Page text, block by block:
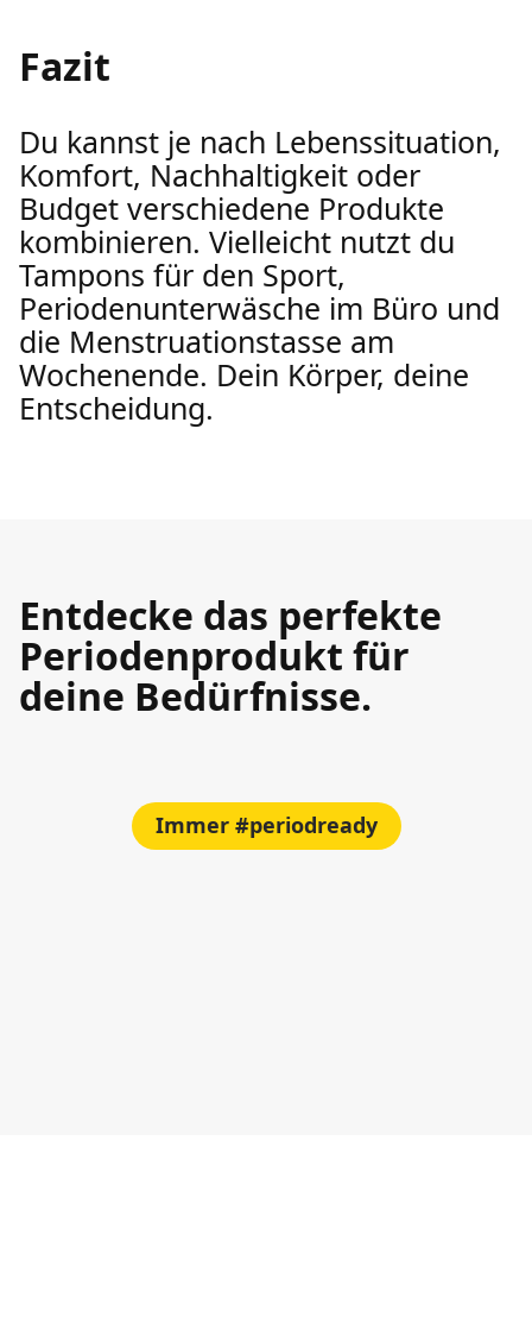
Fazit
Du kannst je nach Lebenssituation,
Komfort, Nachhaltigkeit oder
Budget verschiedene Produkte
kombinieren. Vielleicht nutzt du
Tampons für den Sport,
Periodenunterwäsche im Büro und
die Menstruationstasse am
Wochenende. Dein Körper, deine
Entscheidung.
Entdecke das perfekte
Periodenprodukt für
deine Bedürfnisse.
Immer #periodready